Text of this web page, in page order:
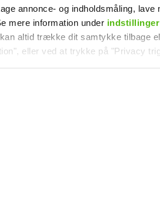
annonce- og indholdsmåling, lave
mere information under indstillinger
altid trække dit samtykke tilbage
eller ved at trykke på "Privacy
og cookies fra tredjeparter til at
dine præferencer samt til brug